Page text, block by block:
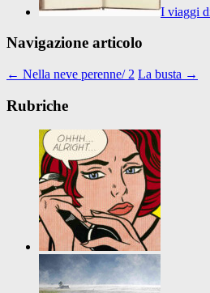
I viaggi
Navigazione articolo
← Nella neve perenne/ 2 La busta →
Rubriche